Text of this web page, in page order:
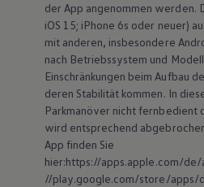
Was ist der ID. Polo?
Warum heisst das
ID. Polo?
Ab wann kann man
bestellen?
Gibt es spezielle
Marktstart?
der App angenommen werden.
iOS 15; iPhone 6s oder neuer)
mit anderen, insbesondere
nach Betriebssystem und
Einschränkungen beim Aufbau
deren Stabilität kommen. In
Parkmanöver nicht
wird entsprechend
App finden Sie
hier:https://apps.apple.com/
//play.google.com/store/apps/